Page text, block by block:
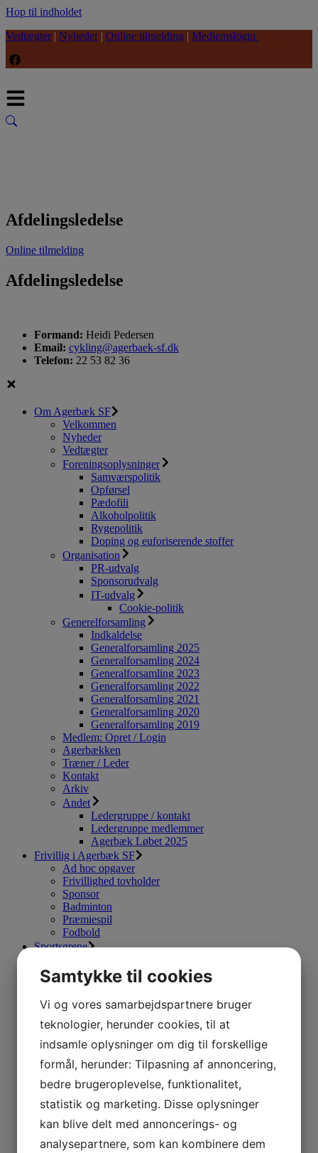
Hop til indholdet
Vedtægter | Nyheder | Online tilmelding | Medlemslogin
Afdelingsledelse
Online tilmelding
Afdelingsledelse
Formand: Heidi Pedersen
Email: cykling@agerbaek-sf.dk
Telefon: 22 53 82 36
Om Agerbæk SF
Velkommen
Nyheder
Vedtægter
Foreningsoplysninger
Samværspolitik
Opførsel
Pædofili
Alkoholpolitik
Rygepolitik
Doping og euforiserende stoffer
Organisation
PR-udvalg
Sponsorudvalg
IT-udvalg
Cookie-politik
Generelforsamling
Indkaldelse
Generalforsamling 2025
Generalforsamling 2024
Generalforsamling 2023
Generalforsamling 2022
Generalforsamling 2021
Generalforsamling 2020
Generalforsamling 2019
Medlem: Opret / Login
Agerbækken
Træner / Leder
Kontakt
Arkiv
Andet
Ledergruppe / kontakt
Ledergruppe medlemmer
Agerbæk Løbet 2025
Frivillig i Agerbæk SF
Ad hoc opgaver
Frivillighed tovholder
Sponsor
Badminton
Præmiespil
Fodbold
Sportsgrene
Afdelingsledelse
Onlinetilmelding
Padel
Velkommen
Regler
Betaling / Priser
Faste tider
Pay and play
Sponsorer
Afdelingsledelse
Badminton
Nyheder
Velkommen
Online tilmelding
Samtykke til cookies
Vi og vores samarbejdspartnere bruger
teknologier, herunder cookies, til at
indsamle oplysninger om dig til forskellige
formål, herunder: Tilpasning af annoncering,
bedre brugeroplevelse, funktionalitet,
statistik og marketing. Disse oplysninger
kan blive delt med annoncerings- og
analysepartnere, som kan kombinere dem